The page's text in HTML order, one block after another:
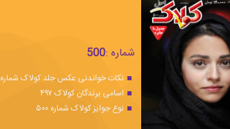
شماره :500
نکات خواندنی عکس جلد کولاک شماره ۵۰۰
اسامی برندگان کولاک ۴۹۷
نوع جوایز کولاک شماره ۵۰۰